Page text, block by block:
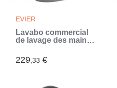
EVIER
Lavabo commercial
de lavage des mains
(Argent)
229,33 €